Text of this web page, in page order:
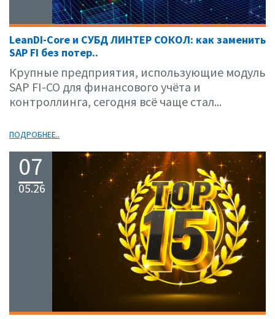
LeanDI-Core и СУБД ЛИНТЕР СОКОЛ: как заменить
SAP FI без потер..
Крупные предприятия, использующие модуль
SAP FI-CO для финансового учёта и
контроллинга, сегодня всё чаще стал...
ПОДРОБНЕЕ..
07
05.26